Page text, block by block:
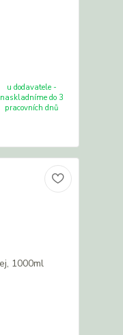
u dodavatele -
naskladníme do 3
pracovních dnů